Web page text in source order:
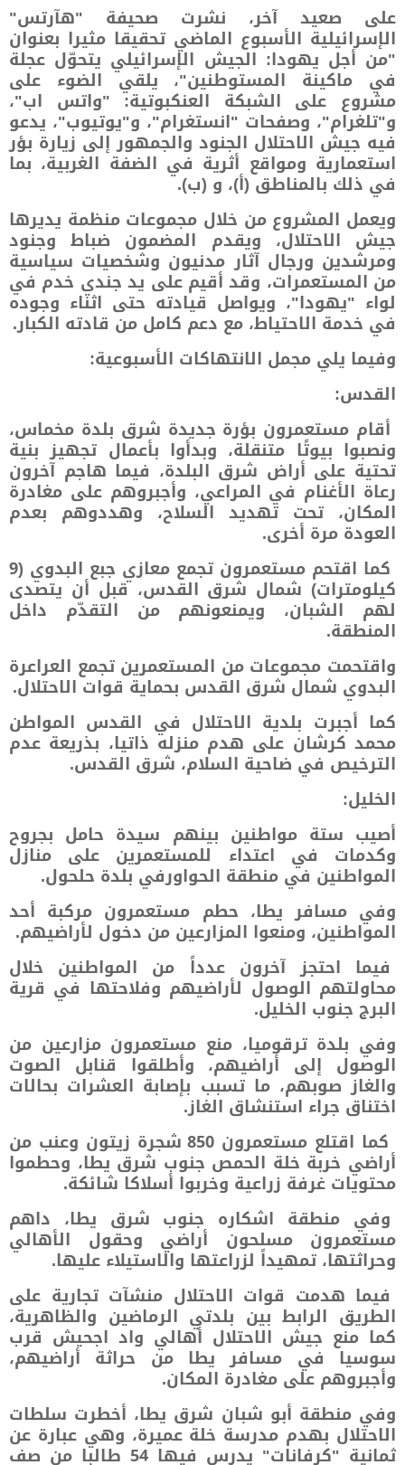
على صعيد آخر، نشرت صحيفة "هآرتس"
الإسرائيلية الأسبوع الماضي تحقيقا مثيرا بعنوان
"من أجل يهودا: الجيش الإسرائيلي يتحوّل عجلة
في ماكينة المستوطنين"، يلقي الضوء على
مشروع على الشبكة العنكبوتية: "واتس اب"،
و"تلغرام"، وصفحات "انستغرام"، و"يوتيوب"، يدعو
فيه جيش الاحتلال الجنود والجمهور إلى زيارة بؤر
استعمارية ومواقع أثرية في الضفة الغربية، بما
في ذلك بالمناطق (أ)، و (ب).
ويعمل المشروع من خلال مجموعات منظمة يديرها
جيش الاحتلال، ويقدم المضمون ضباط وجنود
ومرشدين ورجال آثار مدنيون وشخصيات سياسية
من المستعمرات، وقد أقيم على يد جندي خدم في
لواء "يهودا"، ويواصل قيادته حتى اثناء وجوده
في خدمة الاحتياط، مع دعم كامل من قادته الكبار.
وفيما يلي مجمل الانتهاكات الأسبوعية:
القدس:
أقام مستعمرون بؤرة جديدة شرق بلدة مخماس،
ونصبوا بيوتًا متنقلة، وبدأوا بأعمال تجهيز بنية
تحتية على أراض شرق البلدة، فيما هاجم آخرون
رعاة الأغنام في المراعي، وأجبروهم على مغادرة
المكان، تحت تهديد السلاح، وهددوهم بعدم
العودة مرة أخرى.
كما اقتحم مستعمرون تجمع معازي جبع البدوي (9
كيلومترات) شمال شرق القدس، قبل أن يتصدى
لهم الشبان، ويمنعونهم من التقدّم داخل
المنطقة.
واقتحمت مجموعات من المستعمرين تجمع العراعرة
البدوي شمال شرق القدس بحماية قوات الاحتلال.
كما أجبرت بلدية الاحتلال في القدس المواطن
محمد كرشان على هدم منزله ذاتيا، بذريعة عدم
الترخيص في ضاحية السلام، شرق القدس.
الخليل:
أصيب ستة مواطنين بينهم سيدة حامل بجروح
وكدمات في اعتداء للمستعمرين على منازل
المواطنين في منطقة الحواورفي بلدة حلحول.
وفي مسافر يطا، حطم مستعمرون مركبة أحد
المواطنين، ومنعوا المزارعين من دخول لأراضيهم.
فيما احتجز آخرون عدداً من المواطنين خلال
محاولتهم الوصول لأراضيهم وفلاحتها في قرية
البرج جنوب الخليل.
وفي بلدة ترقوميا، منع مستعمرون مزارعين من
الوصول إلى أراضيهم، وأطلقوا قنابل الصوت
والغاز صوبهم، ما تسبب بإصابة العشرات بحالات
اختناق جراء استنشاق الغاز.
كما اقتلع مستعمرون 850 شجرة زيتون وعنب من
أراضي خربة خلة الحمص جنوب شرق يطا، وحطموا
محتويات غرفة زراعية وخربوا أسلاكا شائكة.
وفي منطقة اشكاره جنوب شرق يطا، داهم
مستعمرون مسلحون أراضي وحقول الأهالي
وحراثتها، تمهيداً لزراعتها والاستيلاء عليها.
فيما هدمت قوات الاحتلال منشآت تجارية على
الطريق الرابط بين بلدتي الرماضين والظاهرية،
كما منع جيش الاحتلال أهالي واد اجحيش قرب
سوسيا في مسافر يطا من حراثة أراضيهم،
وأجبروهم على مغادرة المكان.
وفي منطقة أبو شبان شرق يطا، أخطرت سلطات
الاحتلال بهدم مدرسة خلة عميرة، وهي عبارة عن
ثمانية "كرفانات" يدرس فيها 54 طالبا من صف